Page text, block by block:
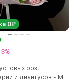
0₽
роз,
и диантусов - М